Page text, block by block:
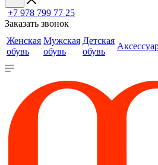
+7 978 799 77 25
Заказать звонок
Женская
обувь
Мужская
обувь
Детская
обувь